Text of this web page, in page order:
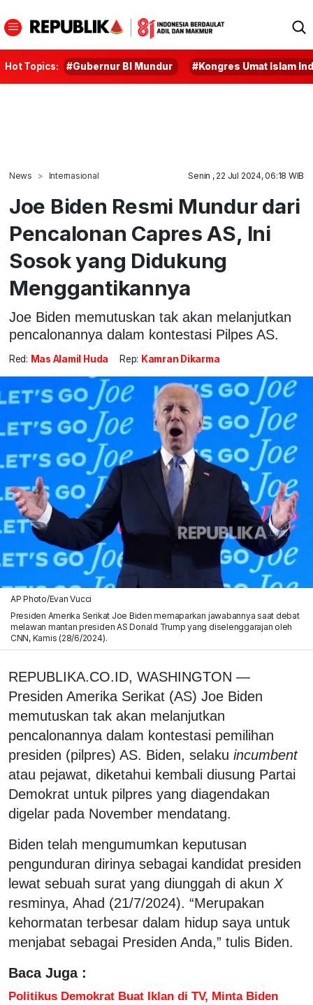
Hot Topics: #Gubernur BI Mundur #Kongres Umat Islam
News Internasional Senin , 22 Jul 2024, 06:18 WIB
Joe Biden Resmi Mundur dari
Pencalonan Capres AS, Ini
Sosok yang Didukung
Menggantikannya
Joe Biden memutuskan tak akan melanjutkan
pencalonannya dalam kontestasi Pilpes AS.
Red: Mas Alamil Huda Rep: Kamran Dikarma
AP Photo/Evan Vucci
Presiden Amerika Serikat Joe Biden memaparkan jawabannya saat debat
melawan mantan presiden AS Donald Trump yang diselenggarajan oleh
CNN, Kamis (28/6/2024).
REPUBLIKA.CO.ID, WASHINGTON —
Presiden Amerika Serikat (AS) Joe Biden
memutuskan tak akan melanjutkan
pencalonannya dalam kontestasi pemilihan
presiden (pilpres) AS. Biden, selaku incumbent
atau pejawat, diketahui kembali diusung Partai
Demokrat untuk pilpres yang diagendakan
digelar pada November mendatang.
Biden telah mengumumkan keputusan
pengunduran dirinya sebagai kandidat presiden
lewat sebuah surat yang diunggah di akun X
resminya, Ahad (21/7/2024). “Merupakan
kehormatan terbesar dalam hidup saya untuk
menjabat sebagai Presiden Anda,” tulis Biden.
Baca Juga :
Politikus Demokrat Buat Iklan di TV, Minta Biden